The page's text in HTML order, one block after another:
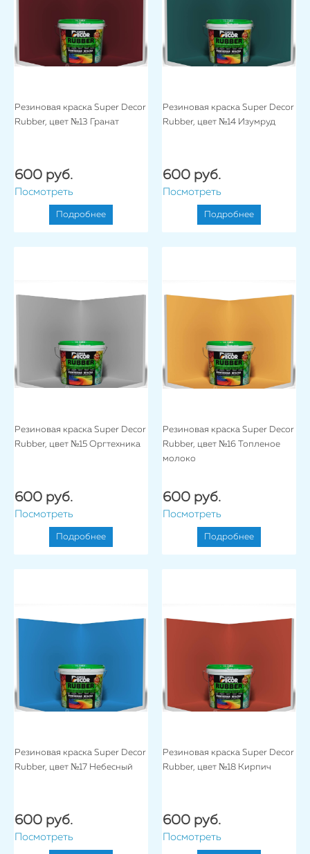
Резиновая краска Super Decor
Rubber, цвет №13 Гранат
600 руб.
Посмотреть
Подробнее
Резиновая краска Super Decor
Rubber, цвет №14 Изумруд
600 руб.
Посмотреть
Подробнее
Резиновая краска Super Decor
Rubber, цвет №15 Оргтехника
600 руб.
Посмотреть
Подробнее
Резиновая краска Super Decor
Rubber, цвет №16 Топленое
молоко
600 руб.
Посмотреть
Подробнее
Резиновая краска Super Decor
Rubber, цвет №17 Небесный
600 руб.
Посмотреть
Резиновая краска Super Decor
Rubber, цвет №18 Кирпич
600 руб.
Посмотреть